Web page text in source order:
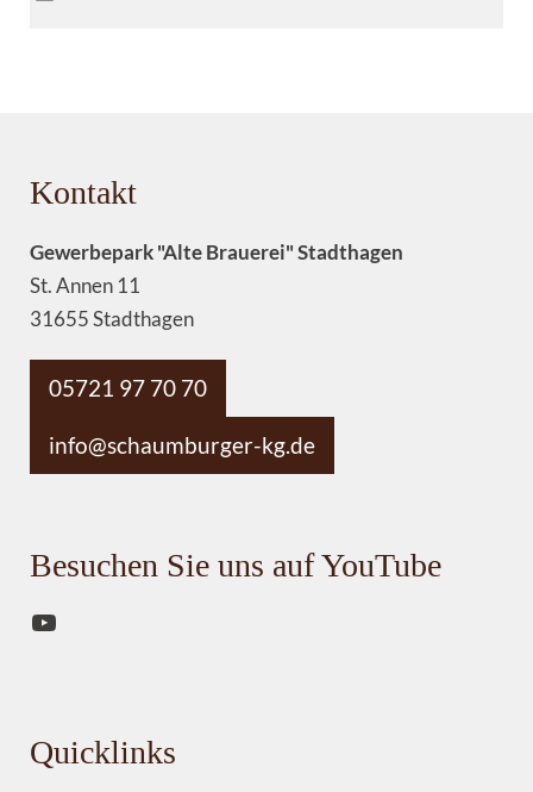
Kontakt
Gewerbepark "Alte Brauerei" Stadthagen
St. Annen 11
31655 Stadthagen
05721 97 70 70
info@schaumburger-kg.de
Besuchen Sie uns auf YouTube
YouTube
Quicklinks